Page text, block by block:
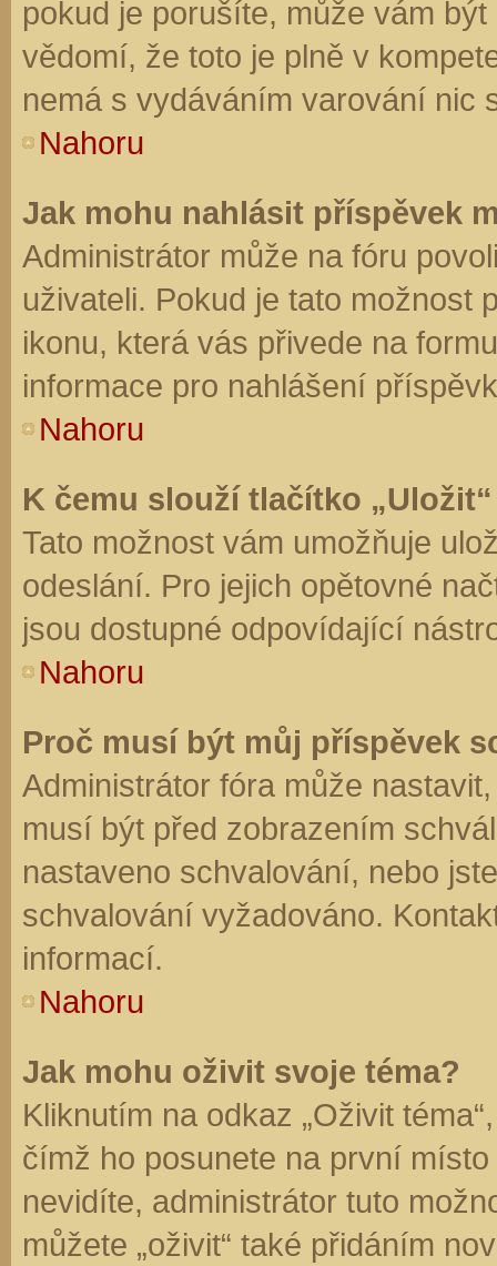
pokud je porušíte, může vám
vědomí, že toto je plně v
nemá s vydáváním varování nic
Nahoru
Jak mohu nahlásit příspěvek
Administrátor může na fóru
uživateli. Pokud je tato možnost
ikonu, která vás přivede na
informace pro nahlášení
Nahoru
K čemu slouží tlačítko
Tato možnost vám umožňuje
odeslání. Pro jejich opětovné
jsou dostupné odpovídající
Nahoru
Proč musí být můj příspěvek
Administrátor fóra může
musí být před zobrazením
nastaveno schvalování, nebo
schvalování vyžadováno.
informací.
Nahoru
Jak mohu oživit svoje téma?
Kliknutím na odkaz „Oživit
čímž ho posunete na první
nevidíte, administrátor tuto
můžete „oživit“ také přidáním